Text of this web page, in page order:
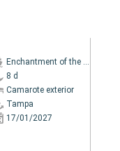
Enchantment of the Seas
8 d
Camarote exterior
Tampa
17/01/2027